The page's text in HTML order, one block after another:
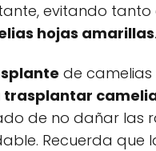
evitando
hojas amarillas.
de camelias
trasplantar
de no dañar las
Recuerda que